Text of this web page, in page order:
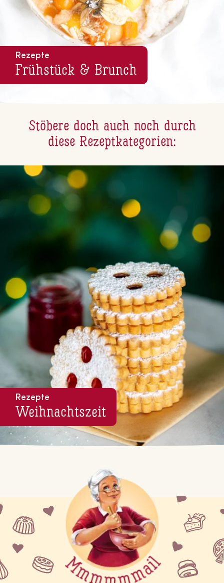
Rezepte
Frühstück & Brunch
Stöbere doch auch noch durch
diese Re­zept­ka­te­go­ri­en:
Rezepte
Weih­nachts­zeit